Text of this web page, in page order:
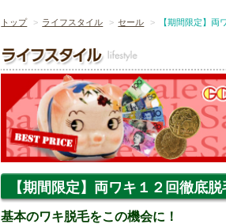
トップ ライフスタイル セール 【期間限定】
【期間限定】両ワキ１２回徹底
基本のワキ脱毛をこの機会に！